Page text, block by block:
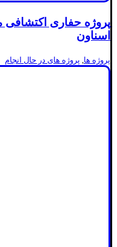
پروژه حفاری
اسناون
پروژه ها پروژه های در حال انجام